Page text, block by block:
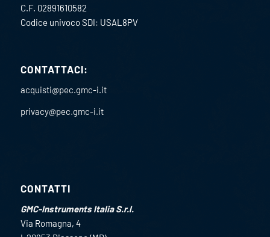
C.F. 02891610582
Codice univoco SDI: USAL8PV
CONTATTACI:
acquisti@pec.gmc-i.it
privacy@pec.gmc-i.it
CONTATTI
GMC-Instruments Italia S.r.l.
Via Romagna, 4